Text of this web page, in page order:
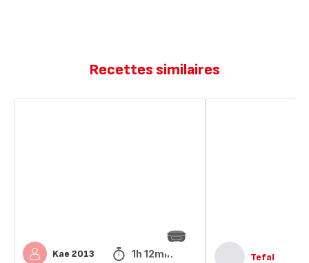
Recettes similaires
Kae 2013 1h 12min Tefal